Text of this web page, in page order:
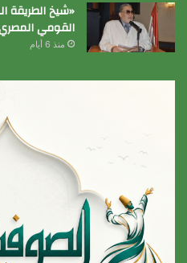
«شيخ الطريقة
القومي
منذ 6 أيام